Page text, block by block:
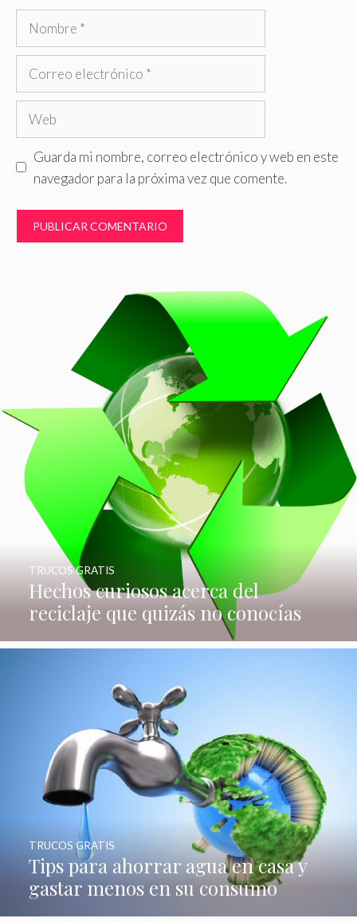
Nombre
Correo
Web
Guarda mi nombre, correo electrónico y web en este
navegador para la próxima vez que comente.
Hechos curiosos acerca del
reciclaje que quizás no conocías
TRUCOS GRATIS
Tips para ahorrar agua en casa y
gastar menos en su consumo
TRUCOS GRATIS